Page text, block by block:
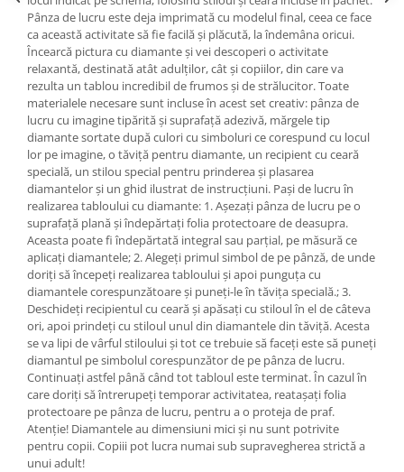
Pânza de lucru este deja imprimată cu modelul final, ceea ce face
ca această activitate să fie facilă și plăcută, la îndemâna oricui.
Încearcă pictura cu diamante și vei descoperi o activitate
relaxantă, destinată atât adulților, cât și copiilor, din care va
rezulta un tablou incredibil de frumos și de strălucitor. Toate
materialele necesare sunt incluse în acest set creativ: pânza de
lucru cu imagine tipărită și suprafață adezivă, mărgele tip
diamante sortate după culori cu simboluri ce corespund cu locul
lor pe imagine, o tăviță pentru diamante, un recipient cu ceară
specială, un stilou special pentru prinderea și plasarea
diamantelor și un ghid ilustrat de instrucțiuni. Pași de lucru în
realizarea tabloului cu diamante: 1. Așezați pânza de lucru pe o
suprafață plană și îndepărtați folia protectoare de deasupra.
Aceasta poate fi îndepărtată integral sau parțial, pe măsură ce
aplicați diamantele; 2. Alegeți primul simbol de pe pânză, de unde
doriți să începeți realizarea tabloului și apoi punguța cu
diamantele corespunzătoare și puneți-le în tăvița specială.; 3.
Deschideți recipientul cu ceară și apăsați cu stiloul în el de câteva
ori, apoi prindeți cu stiloul unul din diamantele din tăviță. Acesta
se va lipi de vârful stiloului și tot ce trebuie să faceți este să puneți
diamantul pe simbolul corespunzător de pe pânza de lucru.
Continuați astfel până când tot tabloul este terminat. În cazul în
care doriți să întrerupeți temporar activitatea, reatașați folia
protectoare pe pânza de lucru, pentru a o proteja de praf.
Atenție! Diamantele au dimensiuni mici și nu sunt potrivite
pentru copii. Copiii pot lucra numai sub supravegherea strictă a
unui adult!